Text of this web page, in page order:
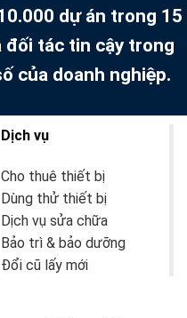
dự án trong 15
đối tác tin cậy trong
của doanh nghiệp.
Dịch vụ
Cho thuê thiết bị
Dùng thử thiết bị
Dịch vụ sửa chữa
Bảo trì & bảo dưỡng
Đổi cũ lấy mới